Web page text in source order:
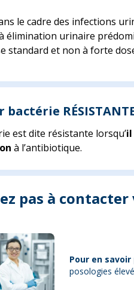
le cadre des infections
élimination urinaire
standard et non à forte
bactérie
est dite résistante lorsqu’il
à l’antibiotique.
pas à
Pour en savoir
posologies